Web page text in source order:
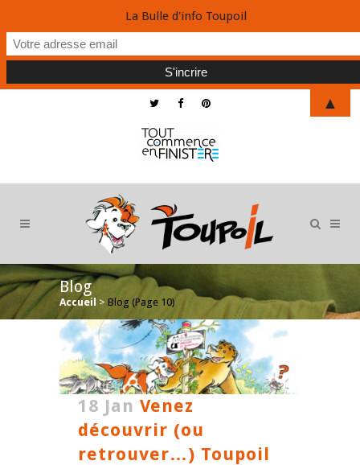
Blog
Accueil > Blog (Page 10)
18 Jan Venez
découvrir (ou
retrouver…) Toupoil
La Bulle d'info Toupoil
▲